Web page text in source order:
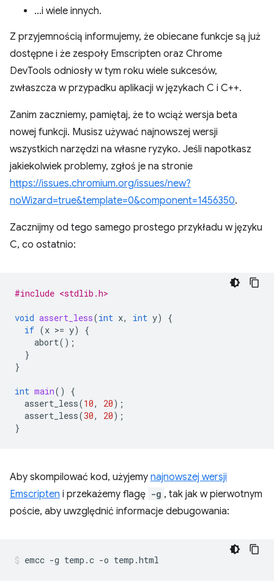
…i wiele innych.
Z przyjemnością informujemy, że obiecane funkcje są już
dostępne i że zespoły Emscripten oraz Chrome
DevTools odniosły w tym roku wiele sukcesów,
zwłaszcza w przypadku aplikacji w językach C i C++.
Zanim zaczniemy, pamiętaj, że to wciąż wersja beta
nowej funkcji. Musisz używać najnowszej wersji
wszystkich narzędzi na własne ryzyko. Jeśli napotkasz
jakiekolwiek problemy, zgłoś je na stronie
https://issues.chromium.org/issues/new?
noWizard=true&template=0&component=1456350.
Zacznijmy od tego samego prostego przykładu w języku
C, co ostatnio:
#include <stdlib.h>
void assert_less(int x, int y)
{
if (x >= y)
{
abort();
}
}
int main()
{
assert_less(10, 20);
assert_less(30, 20);
}
Aby skompilować kod, użyjemy najnowszej wersji
Emscripten i przekażemy flagę -g , tak jak w pierwotnym
poście, aby uwzględnić informacje debugowania: